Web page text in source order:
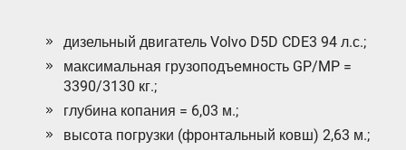
дизельный двигатель Volvo D5D CDE3 94 л.с.;
максимальная грузоподъемность GP/MP =
3390/3130 кг.;
глубина копания = 6,03 м.;
высота погрузки (фронтальный ковш) 2,63 м.;